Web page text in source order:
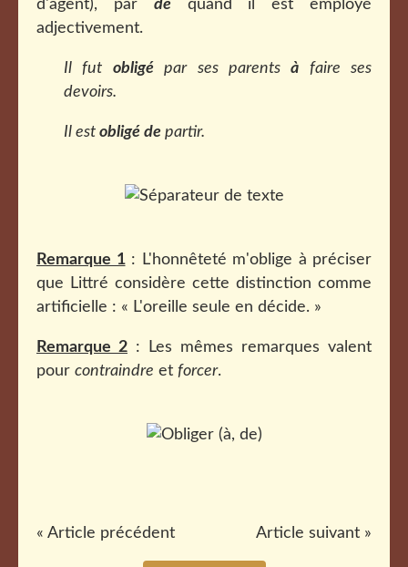
d'agent), par dequand il est employé
adjectivement.
Il fut obligépar ses parentsà faire ses
devoirs.
Il est obligé de partir.
Remarque 1: L'honnêteté m'oblige à préciser
que Littré considère cette distinction comme
artificielle : « L'oreille seule en décide. »
Remarque 2 : Les mêmes remarques valent
pour contraindre et forcer.
« Article précédent Article suivant »